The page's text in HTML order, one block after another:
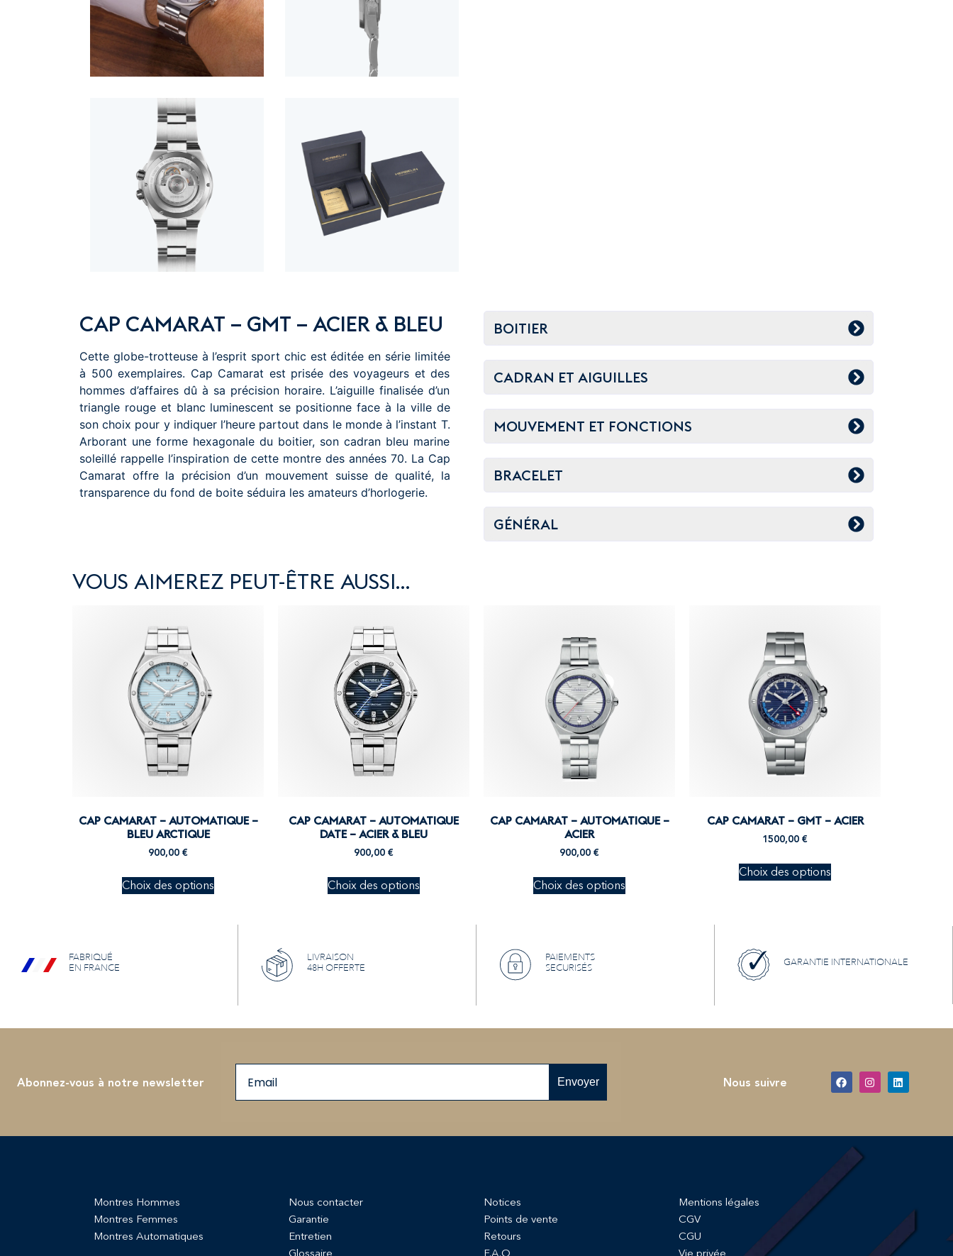
CAP CAMARAT – GMT – ACIER & BLEU
Cette globe-trotteuse à l’esprit sport chic est éditée en série limitée
à 500 exemplaires. Cap Camarat est prisée des voyageurs et des
hommes d’affaires dû à sa précision horaire. L’aiguille finalisée d’un
triangle rouge et blanc luminescent se positionne face à la ville de
son choix pour y indiquer l’heure partout dans le monde à l’instant T.
Arborant une forme hexagonale du boitier, son cadran bleu marine
soleillé rappelle l’inspiration de cette montre des années 70. La Cap
Camarat offre la précision d’un mouvement suisse de qualité, la
transparence du fond de boite séduira les amateurs d’horlogerie.
BOITIER
CADRAN ET AIGUILLES
MOUVEMENT ET FONCTIONS
BRACELET
GÉNÉRAL
VOUS AIMEREZ PEUT-ÊTRE AUSSI…
CAP CAMARAT – AUTOMATIQUE –
BLEU ARCTIQUE
900,00 €
Choix des options
CAP CAMARAT – AUTOMATIQUE
DATE – ACIER & BLEU
900,00 €
Choix des options
CAP CAMARAT – AUTOMATIQUE –
ACIER
900,00 €
Choix des options
CAP CAMARAT – GMT – ACIER
1500,00 €
Choix des options
FABRIQUÉ
EN FRANCE
LIVRAISON
48H OFFERTE
PAIEMENTS
SECURISÉS
GARANTIE INTERNATIONALE
Abonnez-vous à notre newsletter Envoyer Nous suivre
Montres Hommes
Montres Femmes
Montres Automatiques
Nous contacter
Garantie
Entretien
Glossaire
Notices
Points de vente
Retours
F.A.Q
Mentions légales
CGV
CGU
Vie privée